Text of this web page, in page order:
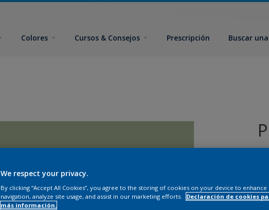
Colores Cursos & Consejos Prescripción Buscar
We respect your privacy.
By clicking “Accept All Cookies”, you agree to the storing of cookies on your device to enhance
navigation, analyze site usage, and assist in our marketing efforts.
Declaración de cookies
más información.